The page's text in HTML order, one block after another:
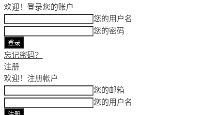
欢迎！ 登录您的账户
您的用户名
您的密码
忘记密码？
注册
欢迎！ 注册帐户
您的邮箱
您的用户名